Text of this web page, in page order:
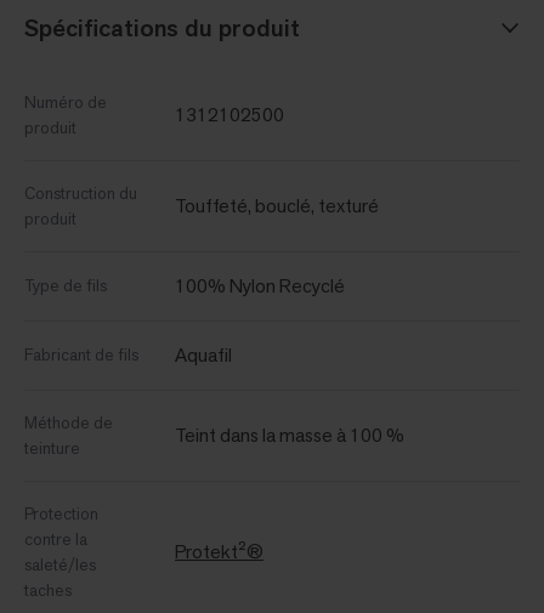
Spécifications du produit
Numéro de
produit
1312102500
Construction du
produit
Touffeté, bouclé, texturé
Type de fils 100% Nylon Recyclé
Fabricant de fils Aquafil
Méthode de
teinture
Teint dans la masse à 100 %
Protection
contre la
saleté/les
taches
Protekt²®